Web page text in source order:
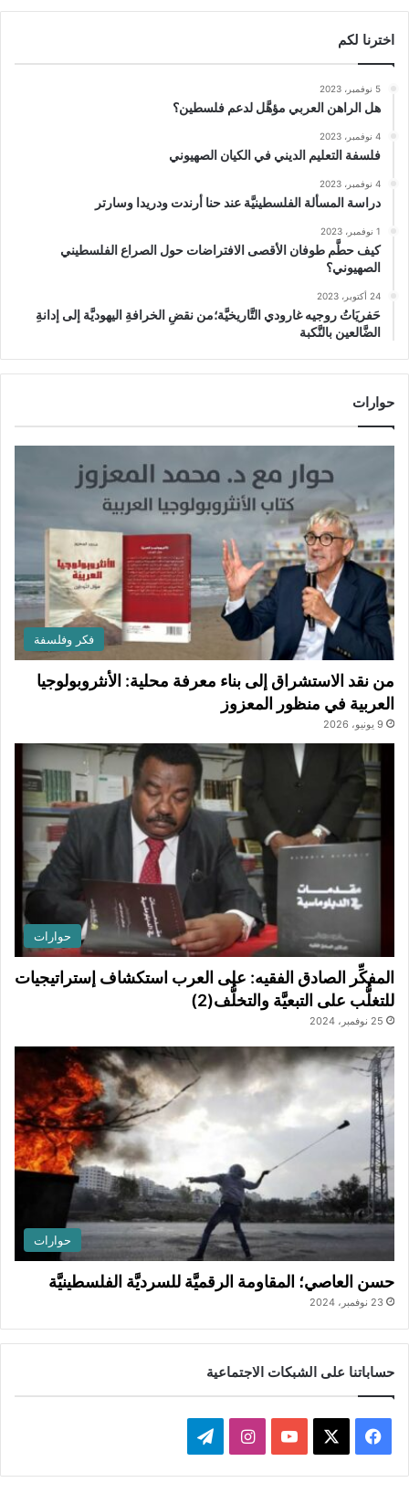
اخترنا لكم
5 نوفمبر، 2023
هل الراهن العربي مؤهَّل لدعم فلسطين؟
4 نوفمبر، 2023
فلسفة التعليم الديني في الكيان الصهيوني
4 نوفمبر، 2023
دراسة المسألة الفلسطينيَّة عند حنا أرندت ودريدا وسارتر
1 نوفمبر، 2023
كيف حطَّم طوفان الأقصى الافتراضات حول الصراع الفلسطيني
الصهيوني؟
24 أكتوبر، 2023
حَفريَاتُ روجيه غارودي التَّاريخيَّة؛من نقضِ الخرافةِ اليهوديَّة إلى إدانةِ
الضَّالعين بالنَّكبة
حوارات
فكر وفلسفة
من نقد الاستشراق إلى بناء معرفة محلية: الأنثروبولوجيا
العربية في منظور المعزوز
9 يونيو، 2026
حوارات
المفكِّر الصادق الفقيه: على العرب استكشاف إستراتيجيات
للتغلُّب على التبعيَّة والتخلُّف(2)
25 نوفمبر، 2024
حوارات
حسن العاصي؛ المقاومة الرقميَّة للسرديَّة الفلسطينيَّة
23 نوفمبر، 2024
حساباتنا على الشبكات الاجتماعية
ي
X
Y
ن
ي